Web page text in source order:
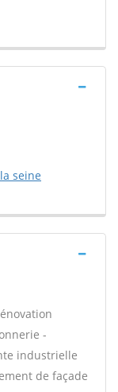
seine
-
industrielle
de façade